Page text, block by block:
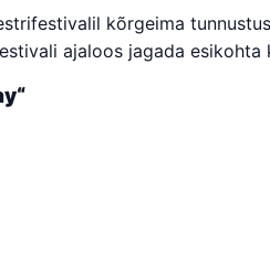
kõrgeima
ajaloos jagada